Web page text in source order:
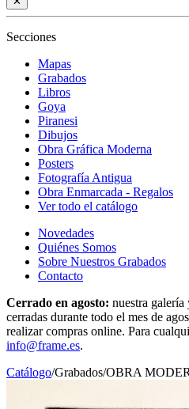
Secciones
Mapas
Grabados
Libros
Goya
Piranesi
Dibujos
Obra Gráfica Moderna
Posters
Fotografía Antigua
Obra Enmarcada - Regalos
Ver todo el catálogo
Novedades
Quiénes Somos
Sobre Nuestros Grabados
Contacto
Cerrado en agosto: nuestra galería
cerradas durante todo el mes de
realizar compras online. Para
info@frame.es.
Catálogo/Grabados/OBRA